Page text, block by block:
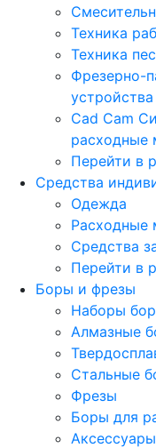
Техника
Техника
Фрезерно-
устройства
Cad Cam
расходные
Перейти в
Средства
Одежда
Расходные
Средства
Перейти в
Боры и фрезы
Наборы
Алмазные
Стальные
Фрезы
Боры для
Аксессуары